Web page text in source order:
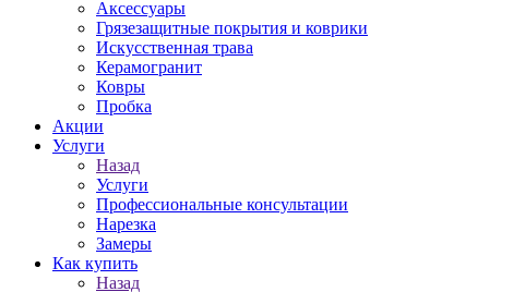
Аксессуары
Грязезащитные покрытия и коврики
Искусственная трава
Керамогранит
Ковры
Пробка
Акции
Услуги
Назад
Услуги
Профессиональные консультации
Нарезка
Замеры
Как купить
Назад